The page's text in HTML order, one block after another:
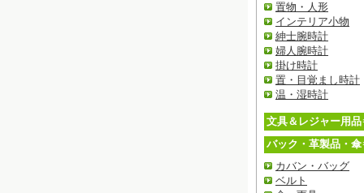
置物・人形
インテリア小物
紳士腕時計
婦人腕時計
掛け時計
置・目覚まし時計
温・湿時計
文具＆レジャー用
バック・革製品・
カバン・バッグ
ベルト